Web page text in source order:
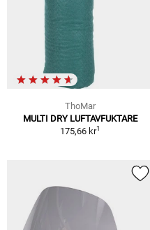
ThoMar
MULTI DRY LUFTAVFUKTARE
175,66 kr1